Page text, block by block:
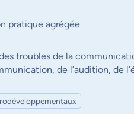
pratique agrégée
troubles de la
de l’audition, de